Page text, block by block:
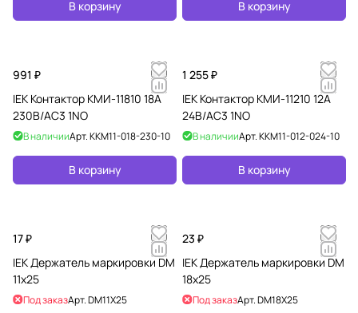
В корзину В корзину
991 ₽
IEK Контактор КМИ-11810 18А
230В/АС3 1NO
В наличииАрт.KKM11-018-230-10
В корзину
1 255 ₽
IEK Контактор КМИ-11210 12А
24В/АС3 1NO
В наличииАрт.KKM11-012-024-10
В корзину
17 ₽
IEK Держатель маркировки DM
11x25
Под заказАрт.DM11X25
23 ₽
IEK Держатель маркировки DM
18x25
Под заказАрт.DM18X25